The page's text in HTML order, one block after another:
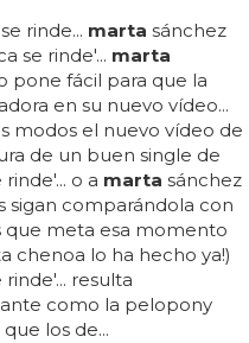
rinde... marta sánchez
se rinde'... marta
pone fácil para que la
en su nuevo vídeo...
modos el nuevo vídeo de
de un buen single de
o a marta sánchez
sigan comparándola con
que meta esa momento
chenoa lo ha hecho ya!)
resulta
como la pelopony
los de...